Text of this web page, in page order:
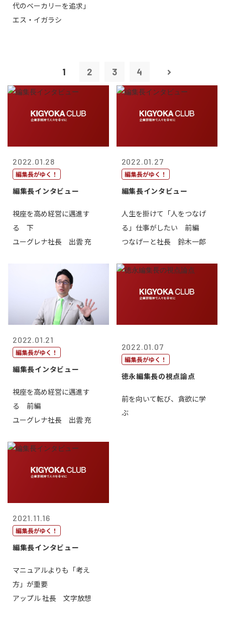
代のベーカリーを追求」
エス・イガラシ
1 2 3 4
2022.01.28
編集長がゆく！
編集長インタビュー
視座を高め経営に邁進す
る 下
ユーグレナ社長 出雲 充
2022.01.27
編集長がゆく！
編集長インタビュー
人生を掛けて「人をつなげ
る」仕事がしたい 前編
つなげーと社長 鈴木一郎
2022.01.21
編集長がゆく！
編集長インタビュー
視座を高め経営に邁進す
る 前編
ユーグレナ社長 出雲 充
2022.01.07
編集長がゆく！
徳永編集長の視点論点
前を向いて転び、貪欲に学
ぶ
2021.11.16
編集長がゆく！
編集長インタビュー
マニュアルよりも「考え
方」が重要
アップル 社長 文字放想